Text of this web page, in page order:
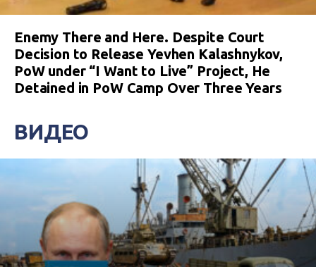
Enemy There and Here. Despite Court
Decision to Release Yevhen Kalashnykov,
PoW under “I Want to Live” Project, He
Detained in PoW Camp Over Three Years
ВИДЕО